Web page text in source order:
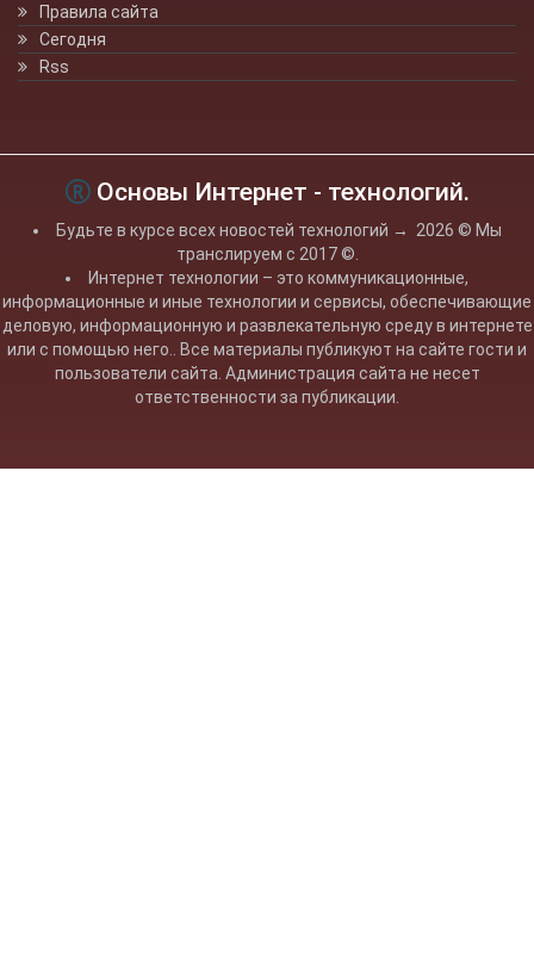
Правила сайта
Сегодня
Rss
Основы Интернет - технологий.
Будьте в курсе всех новостей технологий → 2026 © Мы
транслируем с 2017 ©.
Интернет технологии – это коммуникационные,
информационные и иные технологии и сервисы, обеспечивающие
деловую, информационную и развлекательную среду в интернете
или с помощью него.. Все материалы публикуют на сайте гости и
пользователи сайта. Администрация сайта не несет
ответственности за публикации.